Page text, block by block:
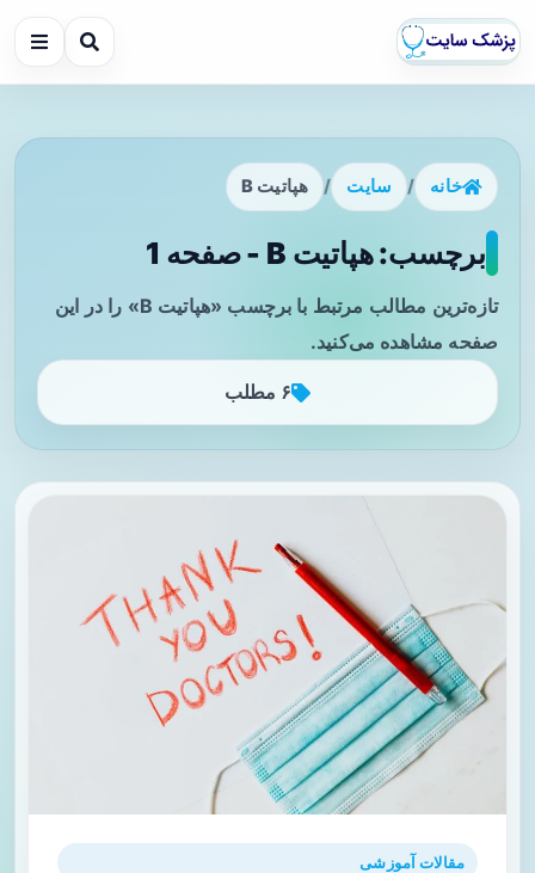
خانه / سایت / هپاتیت B
برچسب: هپاتیت B - صفحه 1
تازه‌ترین مطالب مرتبط با برچسب «هپاتیت B» را در این
صفحه مشاهده می‌کنید.
۶ مطلب
مقالات آموزشی